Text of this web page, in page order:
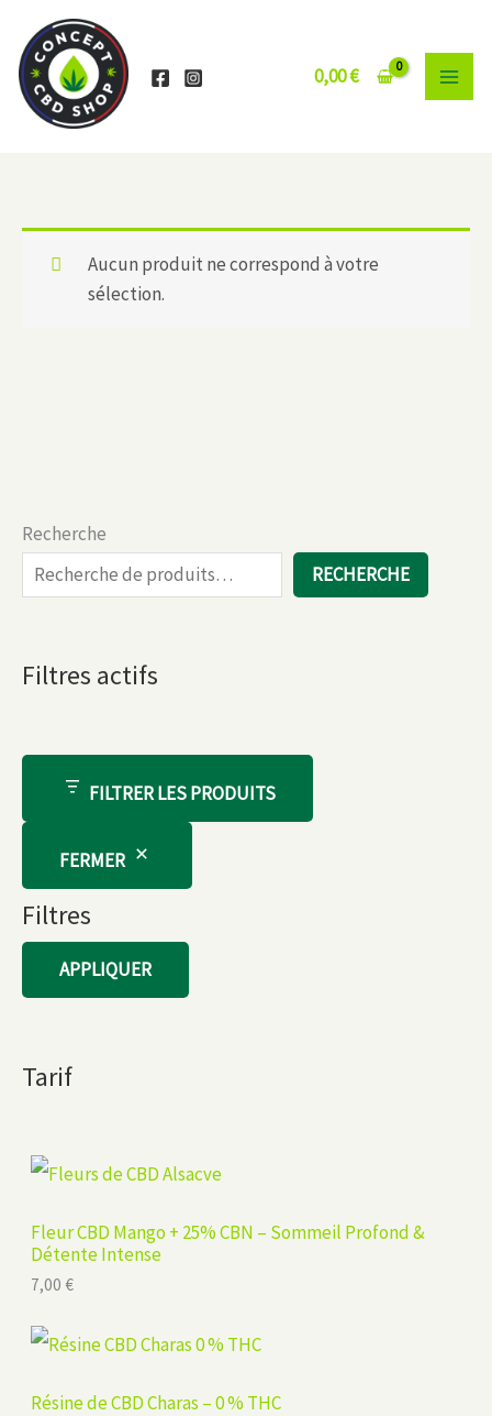
contenu
0,00€
Recherche
RECHERCHE
Filtres actifs
FILTRER LES PRODUITS
FERMER
Filtres
APPLIQUER
Tarif
Fleur CBD Mango + 25% CBN – Sommeil Profond &
Détente Intense
7,00 €
Résine de CBD Charas – 0 % THC
Aucun produit ne correspond à votre
sélection.